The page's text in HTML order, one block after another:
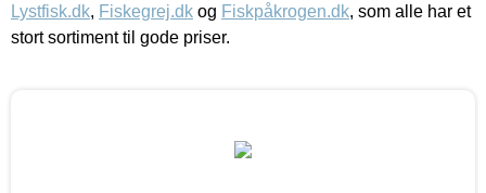
Lystfisk.dk, Fiskegrej.dk og Fiskpåkrogen.dk, som alle har et
stort sortiment til gode priser.